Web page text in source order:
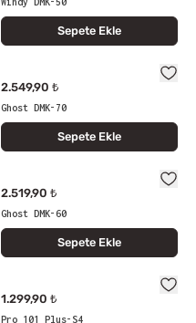
Sepete Ekle
2.549,90 ₺
Ghost DMK-70
Sepete Ekle
2.519,90 ₺
Ghost DMK-60
Sepete Ekle
1.299,90 ₺
Pro 101 Plus-S4